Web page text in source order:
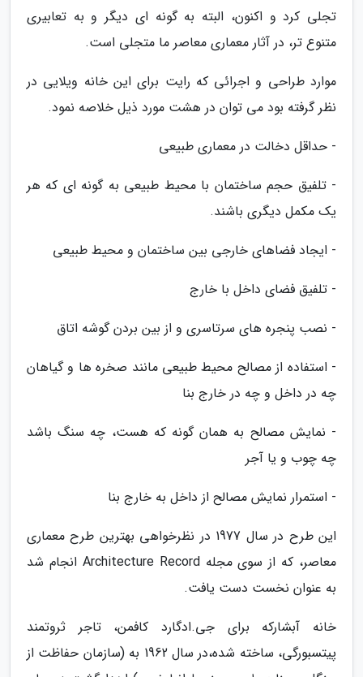
تجلی کرد و اکنون، البته به گونه ای دیگر و به تعابیری
متنوع تر، در آثار معماری معاصر ما متجلی است.
موارد طراحی و اجرائی که رایت برای این خانه ویلایی در
نظر گرفته بود می توان در هشت مورد ذیل خلاصه نمود.
- حداقل دخالت در معماری طبیعی
- تلفیق حجم ساختمان با محیط طبیعی به گونه ای که هر
یک مکمل دیگری باشند.
- ایجاد فضاهای خارجی بین ساختمان و محیط طبیعی
- تلفیق فضای داخل با خارج
- نصب پنجره های سرتاسری و از بین بردن گوشه اتاق
- استفاده از مصالح محیط طبیعی مانند صخره ها و گیاهان
چه در داخل و چه در خارج بنا
- نمایش مصالح به همان گونه که هست، چه سنگ باشد
چه چوب و یا آجر
- استمرار نمایش مصالح از داخل به خارج بنا
این طرح در سال 1977 در نظرخواهی بهترین طرح معماری
معاصر، که از سوی مجله Architecture Record انجام شد
به عنوان نخست دست یافت.
خانه آبشارکه برای جی.ادگارد کافمن، تاجر ثروتمند
پیتسبورگی، ساخته شده،در سال 1962 به (سازمان حفاظت از